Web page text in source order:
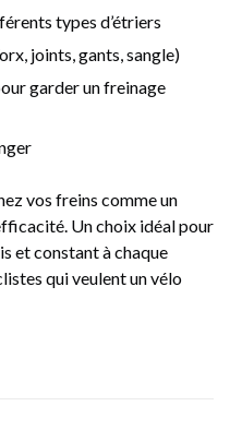
types d’étriers
joints, gants, sangle)
garder un freinage
vos freins comme un
Un choix idéal pour
et constant à chaque
qui veulent un vélo